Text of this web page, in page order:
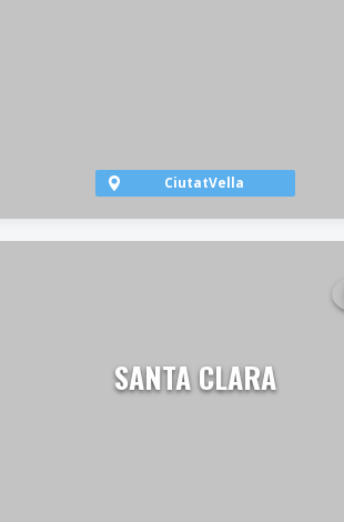
CiutatVella
SANTA CLARA